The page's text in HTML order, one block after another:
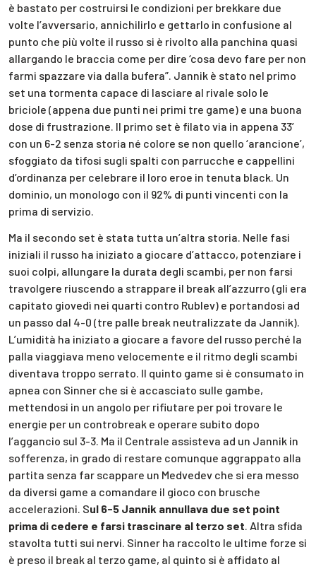
è bastato per costruirsi le condizioni per brekkare due
volte l’avversario, annichilirlo e gettarlo in confusione al
punto che più volte il russo si è rivolto alla panchina quasi
allargando le braccia come per dire ‘cosa devo fare per non
farmi spazzare via dalla bufera”. Jannik è stato nel primo
set una tormenta capace di lasciare al rivale solo le
briciole (appena due punti nei primi tre game) e una buona
dose di frustrazione. Il primo set è filato via in appena 33’
con un 6-2 senza storia né colore se non quello ‘arancione’,
sfoggiato da tifosi sugli spalti con parrucche e cappellini
d’ordinanza per celebrare il loro eroe in tenuta black. Un
dominio, un monologo con il 92% di punti vincenti con la
prima di servizio.
Ma il secondo set è stata tutta un’altra storia. Nelle fasi
iniziali il russo ha iniziato a giocare d’attacco, potenziare i
suoi colpi, allungare la durata degli scambi, per non farsi
travolgere riuscendo a strappare il break all’azzurro (gli era
capitato giovedì nei quarti contro Rublev) e portandosi ad
un passo dal 4-0 (tre palle break neutralizzate da Jannik).
L’umidità ha iniziato a giocare a favore del russo perché la
palla viaggiava meno velocemente e il ritmo degli scambi
diventava troppo serrato. Il quinto game si è consumato in
apnea con Sinner che si è accasciato sulle gambe,
mettendosi in un angolo per rifiutare per poi trovare le
energie per un controbreak e operare subito dopo
l’aggancio sul 3-3. Ma il Centrale assisteva ad un Jannik in
sofferenza, in grado di restare comunque aggrappato alla
partita senza far scappare un Medvedev che si era messo
da diversi game a comandare il gioco con brusche
accelerazioni. Sul 6-5 Jannik annullava due set point
prima di cedere e farsi trascinare al terzo set. Altra sfida
stavolta tutti sui nervi. Sinner ha raccolto le ultime forze si
è preso il break al terzo game, al quinto si è affidato al